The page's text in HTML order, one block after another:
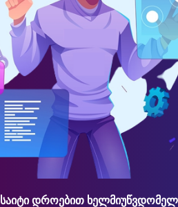
საიტი დროებით